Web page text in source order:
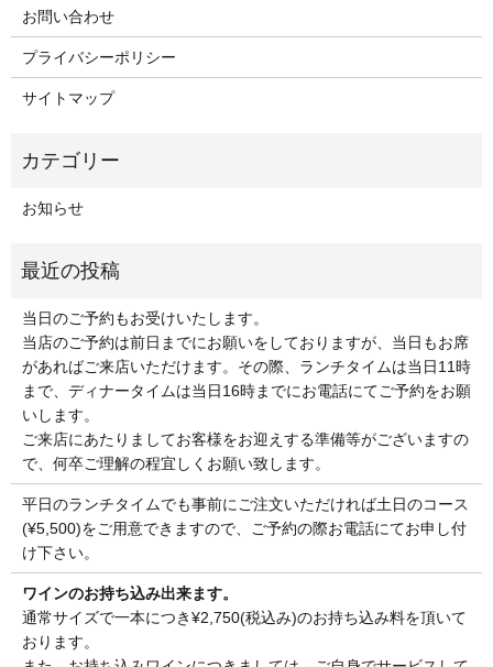
お問い合わせ
プライバシーポリシー
サイトマップ
お知らせ
当日のご予約もお受けいたします。
当店のご予約は前日までにお願いをしておりますが、当日もお席
があればご来店いただけます。その際、ランチタイムは当日11時
まで、ディナータイムは当日16時までにお電話にてご予約をお願
いします。
ご来店にあたりましてお客様をお迎えする準備等がございますの
で、何卒ご理解の程宜しくお願い致します。
平日のランチタイムでも事前にご注文いただければ土日のコース
(¥5,500)をご用意できますので、ご予約の際お電話にてお申し付
け下さい。
ワインのお持ち込み出来ます。
通常サイズで一本につき¥2,750(税込み)のお持ち込み料を頂いて
おります。